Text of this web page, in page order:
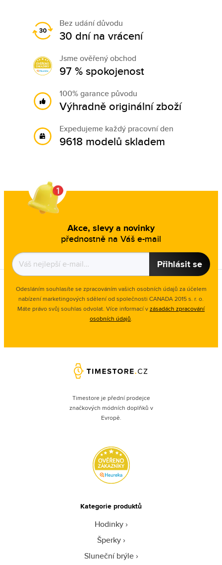
Bez udání důvodu
30 dní na vrácení
Jsme ověřený obchod
97 % spokojenost
100% garance původu
Výhradně originální zboží
Expedujeme každý pracovní den
9618 modelů skladem
Akce, slevy a novinky
přednostně na Váš e-mail
Přihlásit se
Odesláním souhlasíte se zpracováním vašich osobních údajů za účelem
nabízení marketingových sdělení od společnosti CANADA 2015 s. r. o.
Máte právo svůj souhlas odvolat. Více informací vzásadách zpracování
osobních údajů.
Timestore je přední prodejce
značkových módních doplňků v
Evropě.
Kategorie produktů
Hodinky
Šperky
Sluneční brýle